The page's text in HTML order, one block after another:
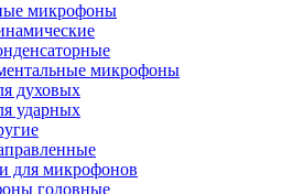
микрофоны
микрофоны
духовых
ударных
для микрофонов
головные